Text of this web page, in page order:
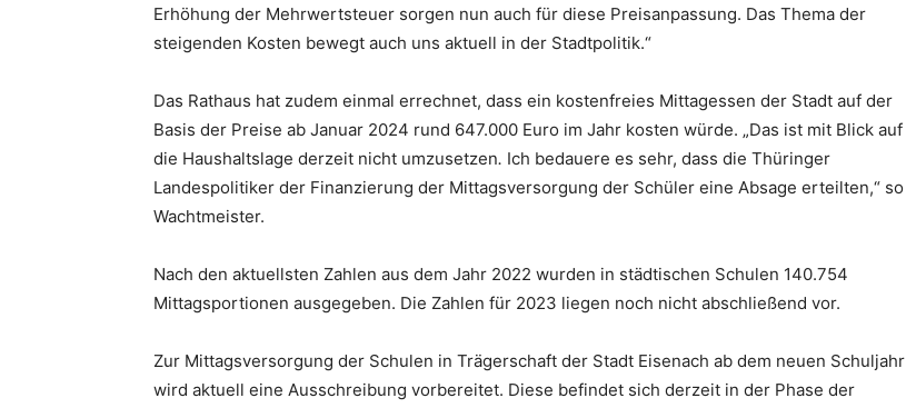
Erhöhung der Mehrwertsteuer sorgen nun auch für diese Preisanpassung. Das Thema der
steigenden Kosten bewegt auch uns aktuell in der Stadtpolitik.“
Das Rathaus hat zudem einmal errechnet, dass ein kostenfreies Mittagessen der Stadt auf der
Basis der Preise ab Januar 2024 rund 647.000 Euro im Jahr kosten würde. „Das ist mit Blick auf
die Haushaltslage derzeit nicht umzusetzen. Ich bedauere es sehr, dass die Thüringer
Landespolitiker der Finanzierung der Mittagsversorgung der Schüler eine Absage erteilten,“ so
Wachtmeister.
Nach den aktuellsten Zahlen aus dem Jahr 2022 wurden in städtischen Schulen 140.754
Mittagsportionen ausgegeben. Die Zahlen für 2023 liegen noch nicht abschließend vor.
Zur Mittagsversorgung der Schulen in Trägerschaft der Stadt Eisenach ab dem neuen Schuljahr
wird aktuell eine Ausschreibung vorbereitet. Diese befindet sich derzeit in der Phase der